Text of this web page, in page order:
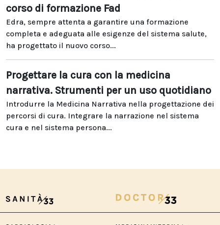
corso di formazione Fad
Edra, sempre attenta a garantire una formazione
completa e adeguata alle esigenze del sistema salute,
ha progettato il nuovo corso...
Progettare la cura con la medicina
narrativa. Strumenti per un uso quotidiano
Introdurre la Medicina Narrativa nella progettazione dei
percorsi di cura. Integrare la narrazione nel sistema
cura e nel sistema persona...